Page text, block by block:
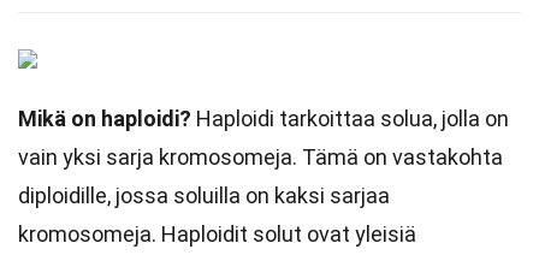
Mikä on haploidi? Haploidi tarkoittaa solua, jolla on
vain yksi sarja kromosomeja. Tämä on vastakohta
diploidille, jossa soluilla on kaksi sarjaa
kromosomeja. Haploidit solut ovat yleisiä